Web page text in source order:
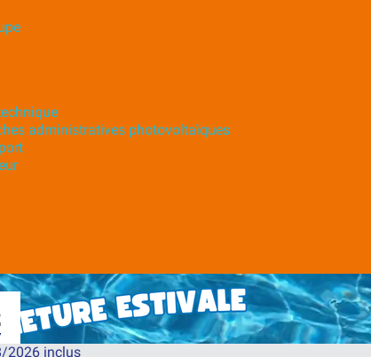
administratives photovoltaïques
2026 inclus